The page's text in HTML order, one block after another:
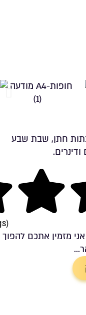
חתן, שבת שבע
מזמין אתכם להפוך